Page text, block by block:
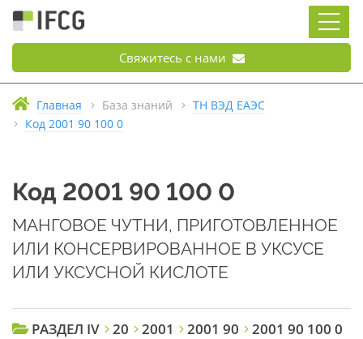
Свяжитесь с нами
Главная База знаний
ТН ВЭД ЕАЭС
Код 2001 90 100 0
Код 2001 90 100 0
МАНГОВОЕ ЧУТНИ, ПРИГОТОВЛЕННОЕ
ИЛИ КОНСЕРВИРОВАННОЕ В УКСУСЕ
ИЛИ УКСУСНОЙ КИСЛОТЕ
РАЗДЕЛ IV 20 2001 2001 90 2001 90 100 0